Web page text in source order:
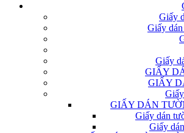
Giấy
Giấy
Giấy
GIẤY
GIẤY
GIẤY DÁN
Giấy dán
Giấy